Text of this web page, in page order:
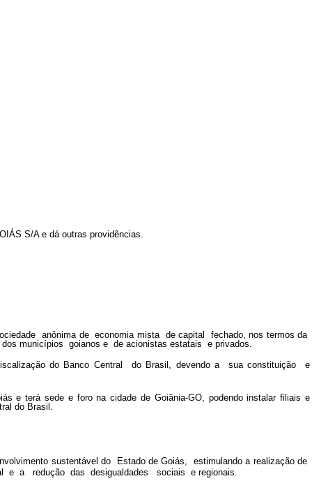
S/A e dá outras providências.
anônima de economia mista de capital fechado, nos termos da
municípios goianos e de acionistas estatais e privados.
do Banco Central do Brasil, devendo a sua constituição e
e terá sede e foro na cidade de Goiânia-GO, podendo instalar filiais e
do Brasil.
sustentável do Estado de Goiás, estimulando a realização de
e a redução das desigualdades sociais e regionais.